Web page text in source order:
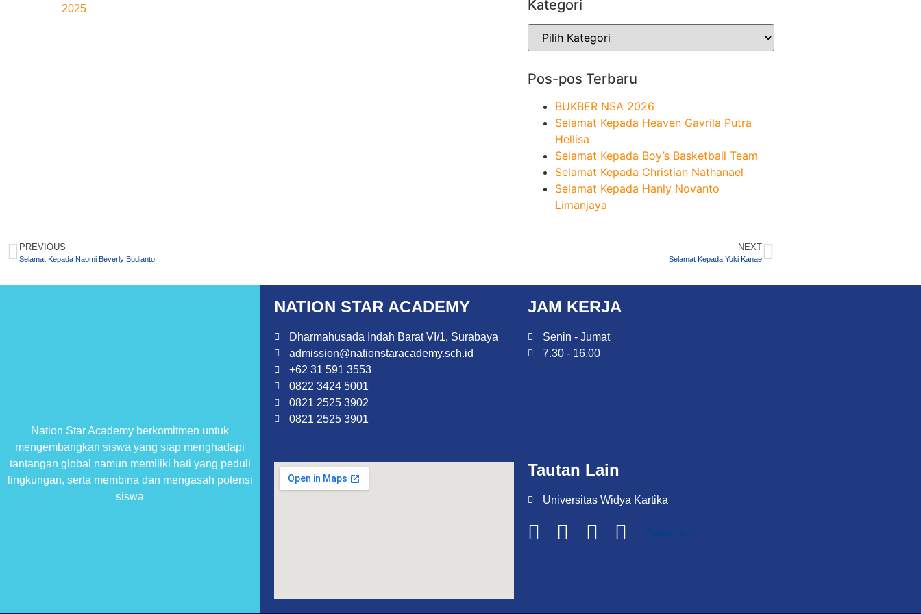
2025 Kategori
Pos-pos Terbaru
BUKBER NSA 2026
Selamat Kepada Heaven Gavrila Putra
Hellisa
Selamat Kepada Boy’s Basketball Team
Selamat Kepada Christian Nathanael
Selamat Kepada Hanly Novanto
Limanjaya
PREVIOUS
Selamat Kepada Naomi Beverly Budianto
NEXT
Selamat Kepada Yuki Kanae
Nation Star Academy berkomitmen untuk
mengembangkan siswa yang siap menghadapi
tantangan global namun memiliki hati yang peduli
lingkungan, serta membina dan mengasah potensi
siswa
NATION STAR ACADEMY
Dharmahusada Indah Barat VI/1, Surabaya
admission@nationstaracademy.sch.id
+62 31 591 3553
0822 3424 5001
0821 2525 3902
0821 2525 3901
JAM KERJA
Senin - Jumat
7.30 - 16.00
Tautan Lain
Universitas Widya Kartika
Daftar Item